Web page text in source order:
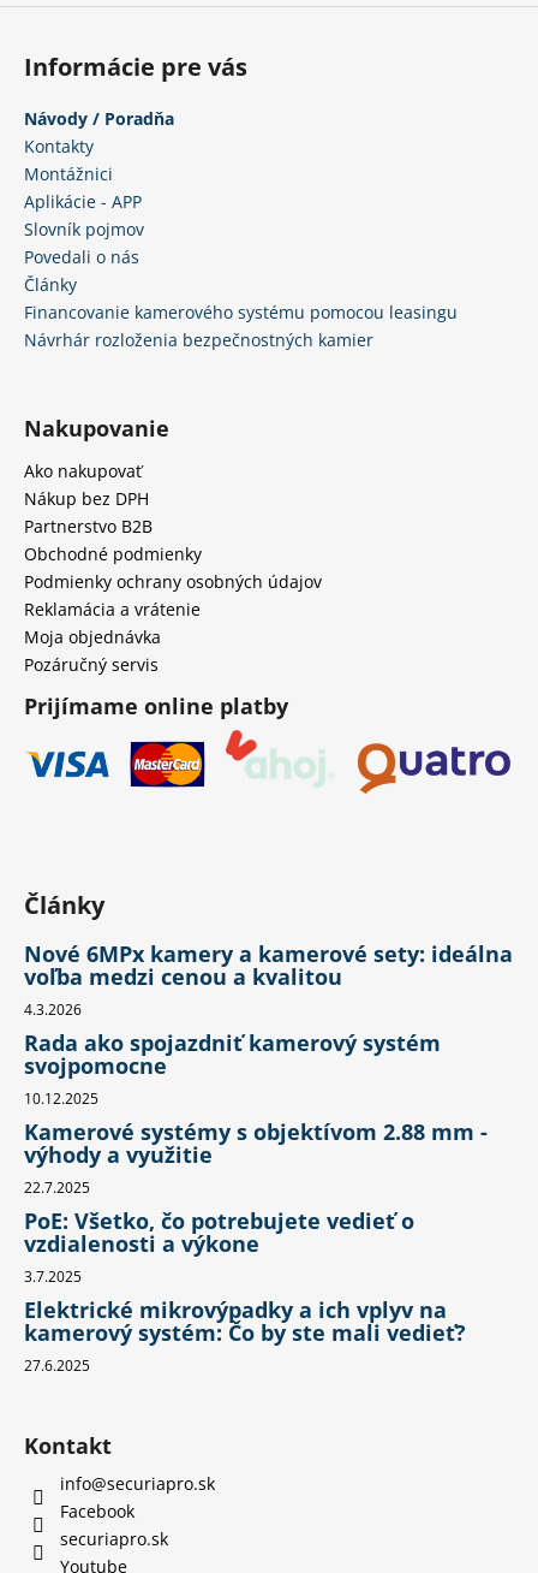
m
Informácie pre vás
Návody / Poradňa
Kontakty
Montážnici
Aplikácie - APP
Slovník pojmov
Povedali o nás
Články
Financovanie kamerového systému pomocou leasingu
Návrhár rozloženia bezpečnostných kamier
Nakupovanie
Ako nakupovať
Nákup bez DPH
Partnerstvo B2B
Obchodné podmienky
Podmienky ochrany osobných údajov
Reklamácia a vrátenie
Moja objednávka
Pozáručný servis
Prijímame online platby
Články
Nové 6MPx kamery a kamerové sety: ideálna
voľba medzi cenou a kvalitou
4.3.2026
Rada ako spojazdniť kamerový systém
svojpomocne
10.12.2025
Kamerové systémy s objektívom 2.88 mm -
výhody a využitie
22.7.2025
PoE: Všetko, čo potrebujete vedieť o
vzdialenosti a výkone
3.7.2025
Elektrické mikrovýpadky a ich vplyv na
kamerový systém: Čo by ste mali vedieť?
27.6.2025
Kontakt
info@securiapro.sk
Facebook
securiapro.sk
Youtube